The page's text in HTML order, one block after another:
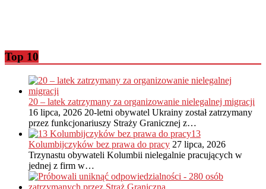
Top 10
20 – latek zatrzymany za organizowanie nielegalnej migracji
16 lipca, 2026 20-letni obywatel Ukrainy został zatrzymany
przez funkcjonariuszy Straży Granicznej z…
13
Kolumbijczyków bez prawa do pracy 27 lipca, 2026
Trzynastu obywateli Kolumbii nielegalnie pracujących w
jednej z firm w…